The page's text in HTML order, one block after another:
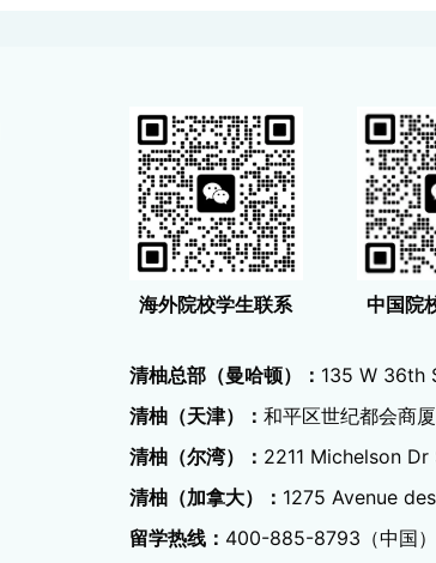
海外院校学生联系 中国院
清柚总部（曼哈顿）： 135 W 36th
清柚（天津）： 和平区世纪都会商
清柚（尔湾）： 2211 Michelson Dr
清柚（加拿大）： 1275 Avenue
留学热线： 400-885-8793（中国）